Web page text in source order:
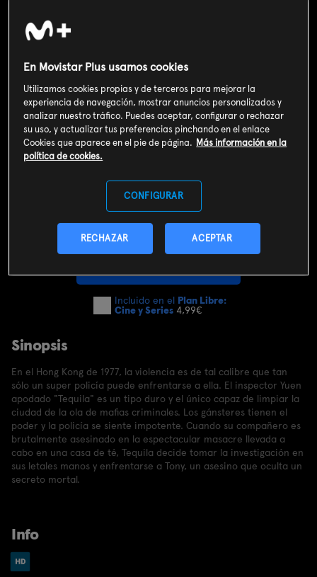
Valoración de usuarios
SOY CLIENTE
Incluido en el Plan Libre:
Cine y Series 4,99€
Sinopsis
En el Hong Kong de 1977, la violencia es de tal calibre que tan
sólo un super policía puede enfrentarse a ella. El inspector Yuen
apodado "Tequila" es un tipo duro y el único capaz de limpiar la
ciudad de la ola de mafias criminales. Los gánsteres tienen el
poder y la policía se siente impotente. Cuando su compañero es
brutalmente asesinado en la espectacular masacre llevada a
cabo en una casa de té, Tequila decide tomar la investigación en
sus letales manos y enfrentarse a Tony, un asesino que oculta un
secreto mortal.
Info
En Movistar Plus usamos cookies
Utilizamos cookies propias y de terceros para mejorar la
experiencia de navegación, mostrar anuncios personalizados y
analizar nuestro tráfico. Puedes aceptar, configurar o rechazar
su uso, y actualizar tus preferencias pinchando en el enlace
Cookies que aparece en el pie de página. Más información en la
política de cookies.
CONFIGURAR
RECHAZAR ACEPTAR